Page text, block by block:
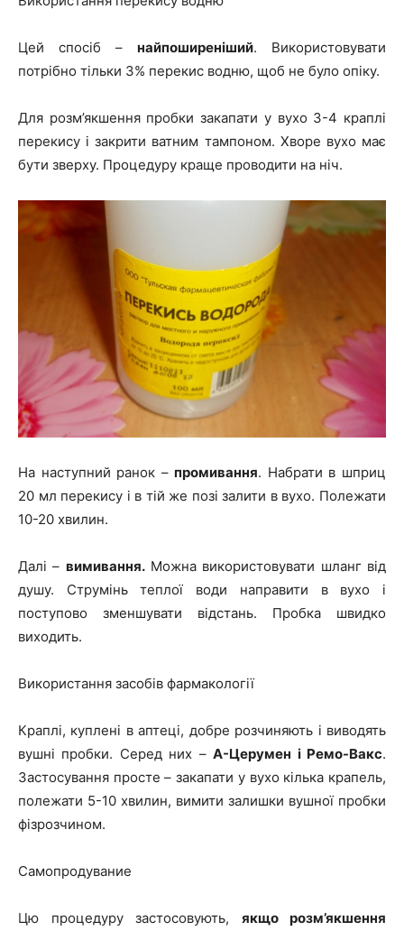
Цей спосіб – найпоширеніший. Використовувати
потрібно тільки 3% перекис водню, щоб не було опіку.
Для розм’якшення пробки закапати у вухо 3-4 краплі
перекису і закрити ватним тампоном. Хворе вухо має
бути зверху. Процедуру краще проводити на ніч.
На наступний ранок –промивання. Набрати в шприц
20 мл перекису і в тій же позі залити в вухо. Полежати
10-20 хвилин.
Далі – вимивання.Можна використовувати шланг від
душу. Струмінь теплої води направити в вухо і
поступово зменшувати відстань. Пробка швидко
виходить.
Використання засобів фармакології
Краплі, куплені в аптеці, добре розчиняють і виводять
вушні пробки. Серед них –А-Церумен і Ремо-Вакс.
Застосування просте – закапати у вухо кілька крапель,
полежати 5-10 хвилин, вимити залишки вушної пробки
фізрозчином.
Самопродувание
Цю процедуру застосовують, якщо розм’якшення